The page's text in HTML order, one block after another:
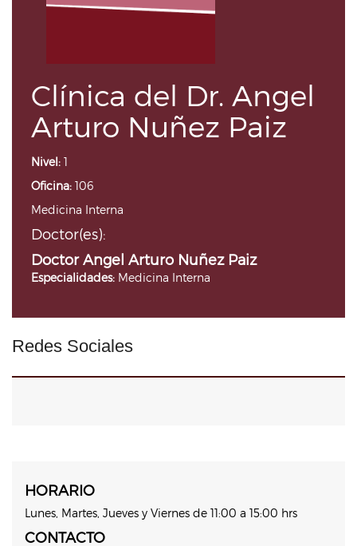
Clínica del Dr. Angel
Arturo Nuñez Paiz
Nivel: 1
Oficina: 106
Medicina Interna
Doctor(es):
Doctor Angel Arturo Nuñez Paiz
Especialidades: Medicina Interna
Redes Sociales
HORARIO
Lunes, Martes, Jueves y Viernes de 11:00 a 15:00 hrs
CONTACTO